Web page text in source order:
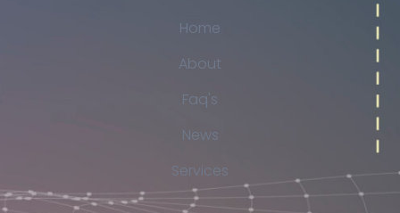
Home
About
Faq's
News
Services